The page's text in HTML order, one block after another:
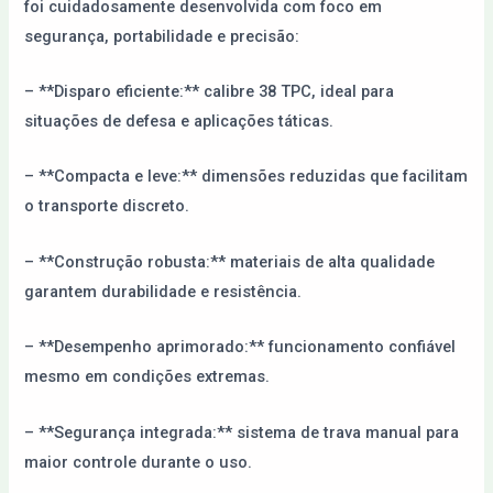
foi cuidadosamente desenvolvida com foco em
segurança, portabilidade e precisão:
– **Disparo eficiente:** calibre 38 TPC, ideal para
situações de defesa e aplicações táticas.
– **Compacta e leve:** dimensões reduzidas que facilitam
o transporte discreto.
– **Construção robusta:** materiais de alta qualidade
garantem durabilidade e resistência.
– **Desempenho aprimorado:** funcionamento confiável
mesmo em condições extremas.
– **Segurança integrada:** sistema de trava manual para
maior controle durante o uso.